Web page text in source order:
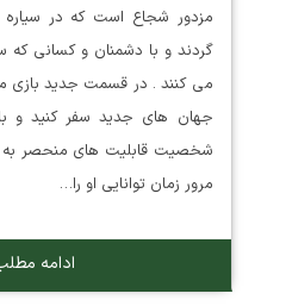
مزدور شجاع است که در
گردند و با دشمنان و کسانی که
جهان های جدید سفر کنید و
شخصیت قابلیت های منحصر به
مرور زمان توانایی او را…
ادامه